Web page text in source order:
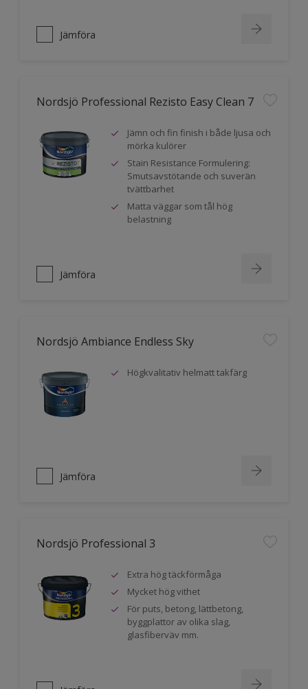
Jämföra
Nordsjö Professional Rezisto Easy Clean 7
Jämn och fin finish i både ljusa och
mörka kulörer
Stain Resistance Formulering:
Smutsavstötande och suverän
tvättbarhet
Matta väggar som tål hög
belastning
Jämföra
Nordsjö Ambiance Endless Sky
Högkvalitativ helmatt takfärg
Jämföra
Nordsjö Professional 3
Extra hög täckförmåga
Mycket hög vithet
För puts, betong, lättbetong,
byggplattor av olika slag,
glasfiberväv mm.